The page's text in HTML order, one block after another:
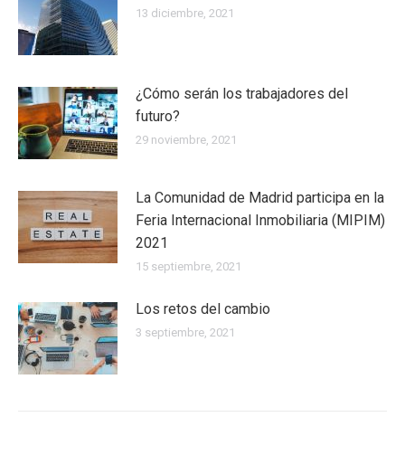
13 diciembre, 2021
¿Cómo serán los trabajadores del
futuro?
29 noviembre, 2021
La Comunidad de Madrid participa en la
Feria Internacional Inmobiliaria (MIPIM)
2021
15 septiembre, 2021
Los retos del cambio
3 septiembre, 2021